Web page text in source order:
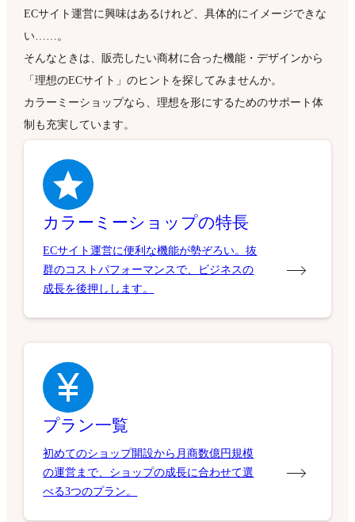
ECサイト運営に興味はあるけれど、具体的にイメージできな
い……。
そんなときは、販売したい商材に合った機能・デザインから
「理想のECサイト」のヒントを探してみませんか。
カラーミーショップなら、理想を形にするためのサポート体
制も充実しています。
カラーミーショップの特長
ECサイト運営に便利な機能が勢ぞろい。抜
群のコストパフォーマンスで、ビジネスの
成長を後押しします。
プラン一覧
初めてのショップ開設から月商数億円規模
の運営まで、ショップの成長に合わせて選
べる3つのプラン。